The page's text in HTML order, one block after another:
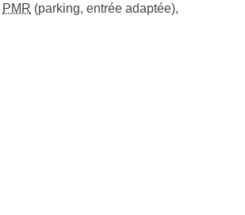
PMR (parking, entrée adaptée),